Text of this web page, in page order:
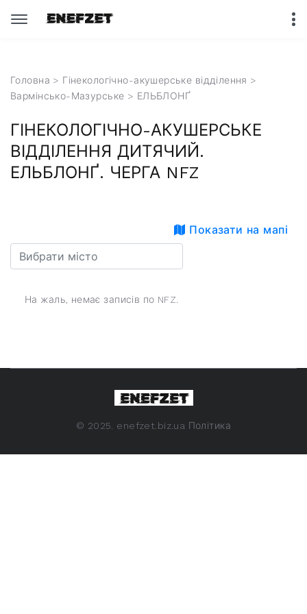
Головна > Гінекологічно-акушерське відділення >
Вармінсько-Мазурське > ЕЛЬБЛОНҐ
ГІНЕКОЛОГІЧНО-АКУШЕРСЬКЕ
ВІДДІЛЕННЯ ДИТЯЧИЙ.
ЕЛЬБЛОНҐ. ЧЕРГА NFZ
Показати на мапі
На жаль, немає записів по NFZ.
© 2025. enefzet.biz.ua Політика